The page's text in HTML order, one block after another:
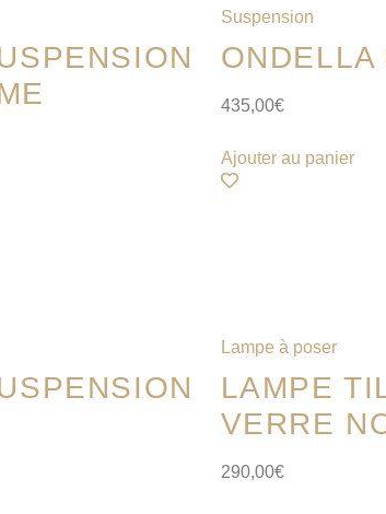
Suspension
435,00€
Ajouter au panier
Lampe à poser
LAMPE
VERRE
290,00€